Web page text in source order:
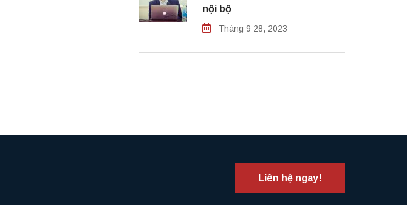
nội bộ
Tháng 9 28, 2023
Liên hệ ngay!